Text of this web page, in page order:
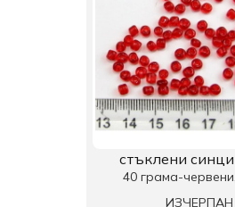
стъклени
40 грама-
ИЗЧЕРПАН